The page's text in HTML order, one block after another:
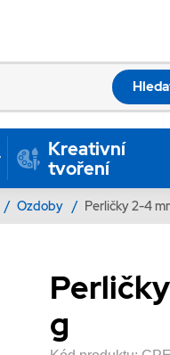
Kreativní
tvoření
/ Ozdoby / Perličky 2-4
g